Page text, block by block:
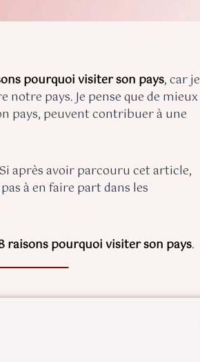
pourquoi visiter son pays, car je
pays. Je pense que de mieux
pays, peuvent contribuer à une
après avoir parcouru cet article,
à en faire part dans les
raisons pourquoi visiter son pays.